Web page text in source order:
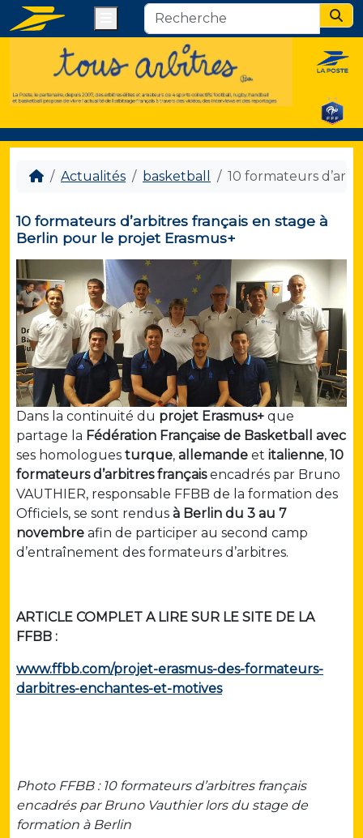
Actualités basketball 10 formateurs
10 formateurs d’arbitres français en stage à
Berlin pour le projet Erasmus+
Dans la continuité du projet Erasmus+ que
partage la Fédération Française de Basketball avec
ses homologues turque, allemande et italienne, 10
formateurs d’arbitres françaisencadrés par Bruno
VAUTHIER, responsable FFBB de la formation des
Officiels, se sont rendus à Berlin du 3 au 7
novembre afin de participer au second camp
d’entraînement des formateurs d’arbitres.
ARTICLE COMPLET A LIRE SUR LE SITE DE LA
FFBB :
www.ffbb.com/projet-erasmus-des-formateurs-
darbitres-enchantes-et-motives
Photo FFBB : 10 formateurs d’arbitres français
encadrés par Bruno Vauthier lors du stage de
formation à Berlin